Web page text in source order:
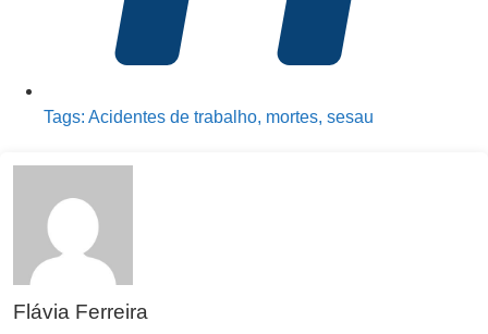
Tags: Acidentes de trabalho, mortes, sesau
Flávia Ferreira